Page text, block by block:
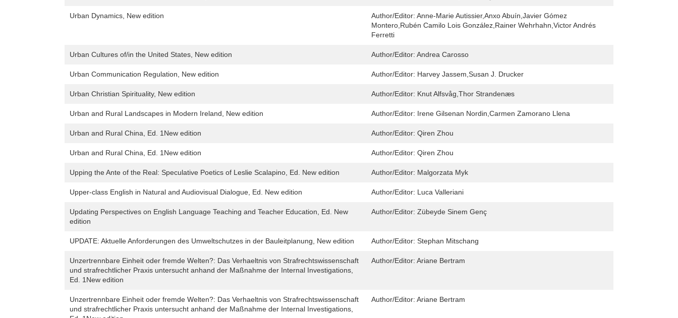
Urban Dynamics, New edition Author/Editor: Anne-Marie Autissier,Anxo Abuín,Javier Gómez
Montero,Rubén Camilo Lois González,Rainer Wehrhahn,Victor Andrés
Ferretti
Urban Cultures of/in the United States, New edition Author/Editor: Andrea Carosso
Urban Communication Regulation, New edition Author/Editor: Harvey Jassem,Susan J. Drucker
Urban Christian Spirituality, New edition Author/Editor: Knut Alfsvåg,Thor Strandenæs
Urban and Rural Landscapes in Modern Ireland, New edition Author/Editor: Irene Gilsenan Nordin,Carmen Zamorano Llena
Urban and Rural China, Ed. 1New edition Author/Editor: Qiren Zhou
Urban and Rural China, Ed. 1New edition Author/Editor: Qiren Zhou
Upping the Ante of the Real: Speculative Poetics of Leslie Scalapino, Ed. New edition Author/Editor: Malgorzata Myk
Upper-class English in Natural and Audiovisual Dialogue, Ed. New edition Author/Editor: Luca Valleriani
Updating Perspectives on English Language Teaching and Teacher Education, Ed. New
edition
Author/Editor: Zübeyde Sinem Genç
UPDATE: Aktuelle Anforderungen des Umweltschutzes in der Bauleitplanung, New edition Author/Editor: Stephan Mitschang
Unzertrennbare Einheit oder fremde Welten?: Das Verhaeltnis von Strafrechtswissenschaft
und strafrechtlicher Praxis untersucht anhand der Maßnahme der Internal Investigations,
Ed. 1New edition
Author/Editor: Ariane Bertram
Unzertrennbare Einheit oder fremde Welten?: Das Verhaeltnis von Strafrechtswissenschaft
und strafrechtlicher Praxis untersucht anhand der Maßnahme der Internal Investigations,
Author/Editor: Ariane Bertram